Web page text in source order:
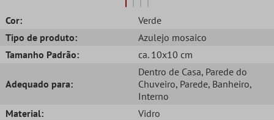
Cor:
Verde
Tipo de produto:
Azulejo mosaico
Tamanho Padrão:
ca. 10x10 cm
Adequado para:
Dentro de Casa, Parede do
Chuveiro, Parede, Banheiro,
Interno
Material:
Vidro